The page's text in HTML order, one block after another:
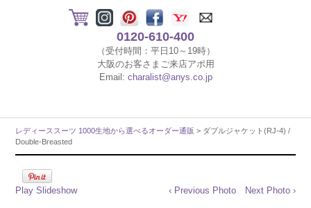
0120-610-400
（受付時間：平日10～19時）
大阪のお客さまご来店アポ用
Email: charalist@anys.co.jp
レディーススーツ 1000生地から選べるオーダー通販 > ダブルジャケット(RJ-4) /
Double-Breasted
Play Slideshow ‹ Previous Photo Next Photo ›